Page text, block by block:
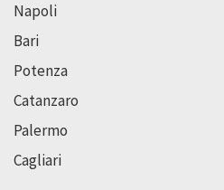
Napoli
Bari
Potenza
Catanzaro
Palermo
Cagliari